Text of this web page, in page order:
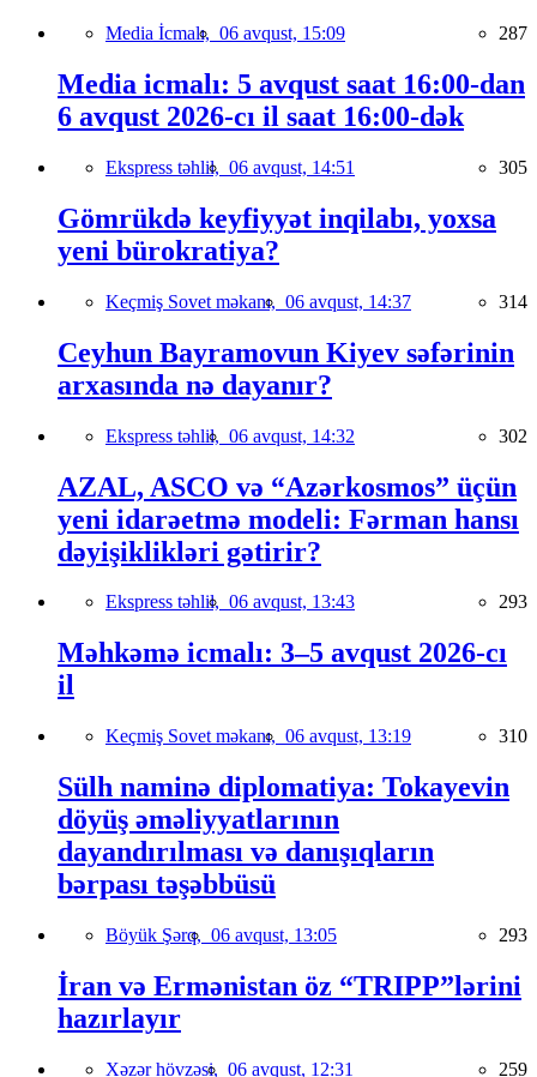
Media İcmalı, 06 avqust, 15:09 287
Media icmalı: 5 avqust saat 16:00-dan
6 avqust 2026-cı il saat 16:00-dək
Ekspress təhlil, 06 avqust, 14:51 305
Gömrükdə keyfiyyət inqilabı, yoxsa
yeni bürokratiya?
Keçmiş Sovet məkanı, 06 avqust, 14:37 314
Ceyhun Bayramovun Kiyev səfərinin
arxasında nə dayanır?
Ekspress təhlil, 06 avqust, 14:32 302
AZAL, ASCO və “Azərkosmos” üçün
yeni idarəetmə modeli: Fərman hansı
dəyişiklikləri gətirir?
Ekspress təhlil, 06 avqust, 13:43 293
Məhkəmə icmalı: 3–5 avqust 2026-cı
il
Keçmiş Sovet məkanı, 06 avqust, 13:19 310
Sülh naminə diplomatiya: Tokayevin
döyüş əməliyyatlarının
dayandırılması və danışıqların
bərpası təşəbbüsü
Böyük Şərq, 06 avqust, 13:05 293
İran və Ermənistan öz “TRIPP”lərini
hazırlayır
Xəzər hövzəsi, 06 avqust, 12:31 259